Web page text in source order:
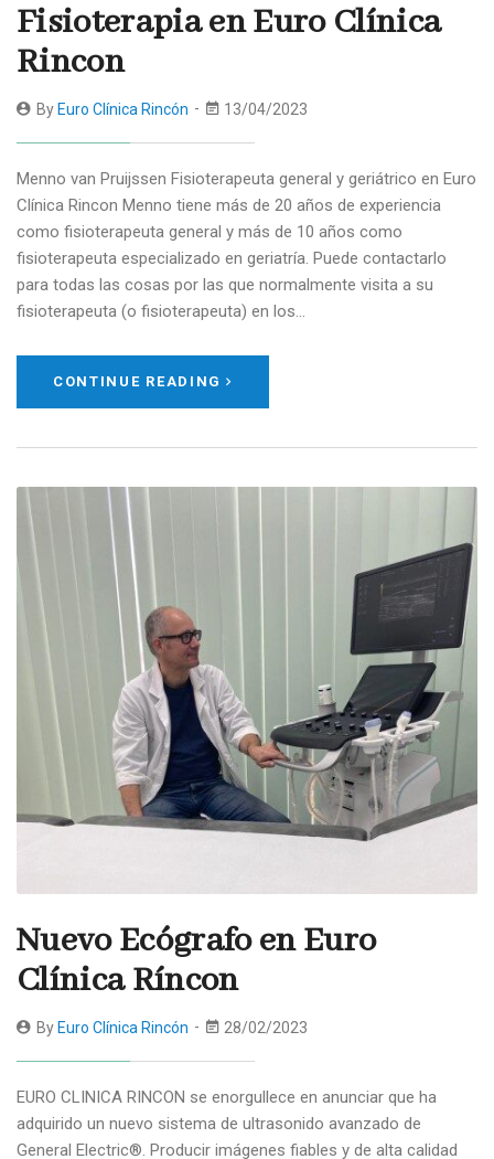
Fisioterapia en Euro Clínica
Rincon
By Euro Clínica Rincón 13/04/2023
Menno van Pruijssen Fisioterapeuta general y geriátrico en Euro
Clínica Rincon Menno tiene más de 20 años de experiencia
como fisioterapeuta general y más de 10 años como
fisioterapeuta especializado en geriatría. Puede contactarlo
para todas las cosas por las que normalmente visita a su
fisioterapeuta (o fisioterapeuta) en los…
CONTINUE READING
Nuevo Ecógrafo en Euro
Clínica Ríncon
By Euro Clínica Rincón 28/02/2023
EURO CLINICA RINCON se enorgullece en anunciar que ha
adquirido un nuevo sistema de ultrasonido avanzado de
General Electric®. Producir imágenes fiables y de alta calidad